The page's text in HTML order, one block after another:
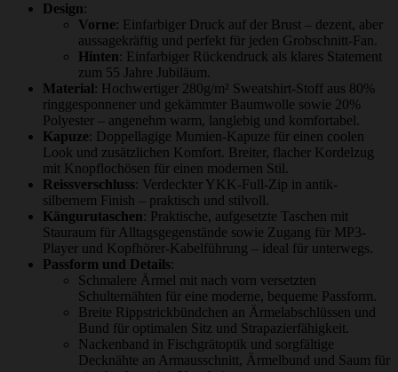
Design:
Vorne: Einfarbiger Druck auf der Brust – dezent, aber
aussagekräftig und perfekt für jeden Grobschnitt-Fan.
Hinten: Einfarbiger Rückendruck als klares Statement
zum 55 Jahre Jubiläum.
Material: Hochwertiger 280g/m² Sweatshirt-Stoff aus 80%
ringgesponnener und gekämmter Baumwolle sowie 20%
Polyester – angenehm warm, langlebig und komfortabel.
Kapuze: Doppellagige Mumien-Kapuze für einen coolen
Look und zusätzlichen Komfort. Breiter, flacher Kordelzug
mit Knopflochösen für einen modernen Stil.
Reissverschluss: Verdeckter YKK-Full-Zip in antik-
silbernem Finish – praktisch und stilvoll.
Kängurutaschen: Praktische, aufgesetzte Taschen mit
Stauraum für Alltagsgegenstände sowie Zugang für MP3-
Player und Kopfhörer-Kabelführung – ideal für unterwegs.
Passform und Details:
Schmalere Ärmel mit nach vorn versetzten
Schulternähten für eine moderne, bequeme Passform.
Breite Rippstrickbündchen an Ärmelabschlüssen und
Bund für optimalen Sitz und Strapazierfähigkeit.
Nackenband in Fischgrätoptik und sorgfältige
Decknähte an Armausschnitt, Ärmelbund und Saum für